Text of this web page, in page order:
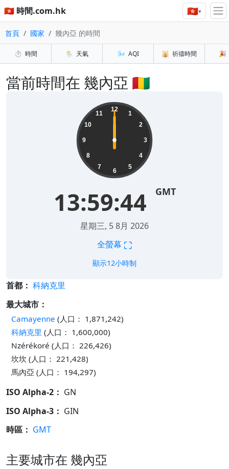
🇭🇰 時間.com.hk 🇭🇰▾
首頁 國家 幾內亞 的時間
⏱️ 時間 🌦️ 天氣 🌬️ AQI 🕌 祈禱時間 🎉
當前時間在 幾內亞 🇬🇳
12
1
2
3
4
5
6
7
8
9
10
11
13:59:44 GMT
星期三, 5 8月 2026
全螢幕 ⛶
顯示12小時制
首都： 科納克里
最大城市：
Camayenne (人口： 1,871,242)
科納克里 (人口： 1,600,000)
Nzérékoré (人口： 226,426)
坎坎 (人口： 221,428)
馬內亞 (人口： 194,297)
ISO Alpha-2： GN
ISO Alpha-3： GIN
時區： GMT
主要城市在 幾內亞